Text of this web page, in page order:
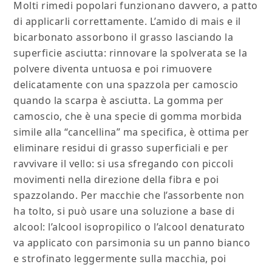
Molti rimedi popolari funzionano davvero, a patto
di applicarli correttamente. L’amido di mais e il
bicarbonato assorbono il grasso lasciando la
superficie asciutta: rinnovare la spolverata se la
polvere diventa untuosa e poi rimuovere
delicatamente con una spazzola per camoscio
quando la scarpa è asciutta. La gomma per
camoscio, che è una specie di gomma morbida
simile alla “cancellina” ma specifica, è ottima per
eliminare residui di grasso superficiali e per
ravvivare il vello: si usa sfregando con piccoli
movimenti nella direzione della fibra e poi
spazzolando. Per macchie che l’assorbente non
ha tolto, si può usare una soluzione a base di
alcool: l’alcool isopropilico o l’alcool denaturato
va applicato con parsimonia su un panno bianco
e strofinato leggermente sulla macchia, poi